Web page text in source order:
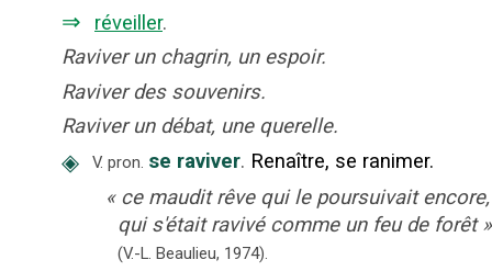
⇒ réveiller.
Raviver un chagrin, un espoir.
Raviver des souvenirs.
Raviver un débat, une querelle.
◈ V. pron. se raviver. Renaître, se ranimer.
« ce maudit rêve qui le poursuivait encore,
qui s'était ravivé comme un feu de forêt »
(V.-L. Beaulieu, 1974).